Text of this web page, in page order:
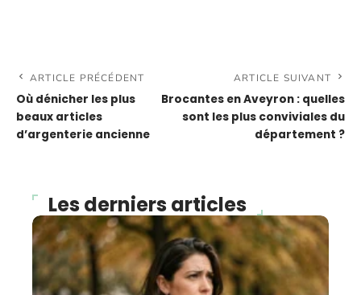
ARTICLE PRÉCÉDENT
Où dénicher les plus
beaux articles
d’argenterie ancienne
ARTICLE SUIVANT
Brocantes en Aveyron : quelles
sont les plus conviviales du
département ?
Les derniers articles